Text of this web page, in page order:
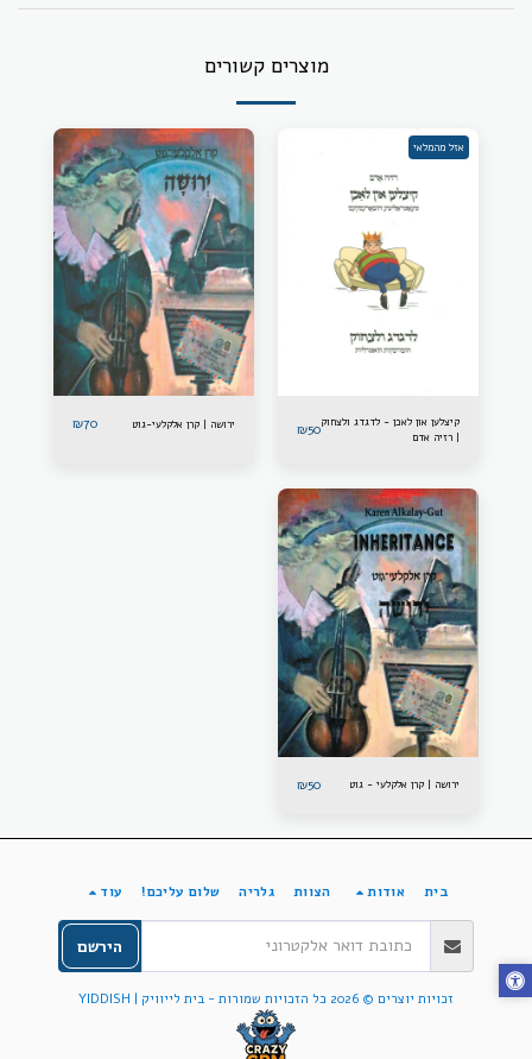
מוצרים קשורים
אזל מהמלאי
קיצלען און לאכן - לדגדג ולצחוק
| רזיה אדם
₪50 ירושה | קרן אלקלעי-גוט ₪70
ירושה | קרן אלקלעי - גוט ₪50
בית אודות הצוות גלריה שלום עליכם! עוד
הירשם
זכויות יוצרים © 2026 כל הזכויות שמורות - בית לייוויק | YIDDISH